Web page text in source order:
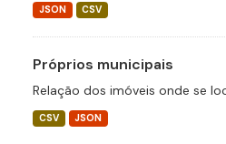
JSON CSV
Próprios municipais
Relação dos imóveis onde se
CSV JSON